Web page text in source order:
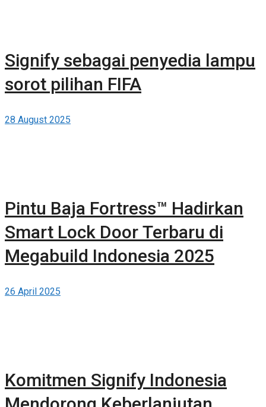
Signify sebagai penyedia lampu
sorot pilihan FIFA
28 August 2025
Pintu Baja Fortress™ Hadirkan
Smart Lock Door Terbaru di
Megabuild Indonesia 2025
26 April 2025
Komitmen Signify Indonesia